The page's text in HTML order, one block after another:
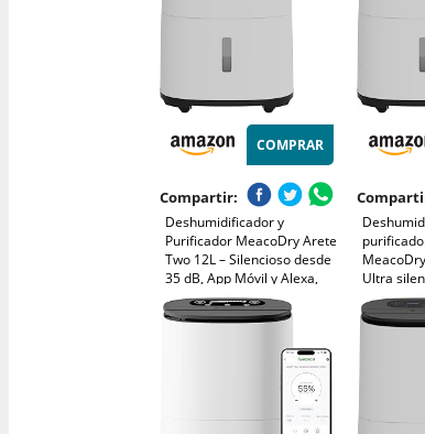
COMPRAR
Compartir:
Deshumidificador y
Purificador MeacoDry Arete
Two 12L – Silencioso desde
35 dB, App Móvil y Alexa,
Secado Ropa Rápido, Filtro
HEPA, Ideal Pisos y
Ultra
y moho
modo